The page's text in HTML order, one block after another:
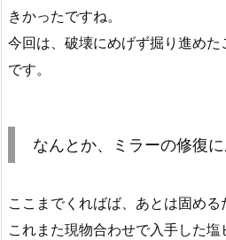
きかったですね。
今回は、破壊にめげず掘り進め
です。
なんとか、ミラーの修復に
ここまでくればば、あとは固める
これまた現物合わせで入手した